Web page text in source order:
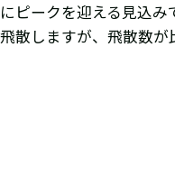
にピークを迎える見込
飛散しますが、飛散数